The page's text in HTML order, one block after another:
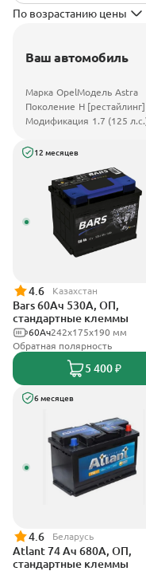
По возрастанию цены
Ваш автомобиль
Марка OpelМодель Astra
Поколение H
Модификация 1.7 (125
12 месяцев
4.6 Казахстан
Bars 60Ач 530А, ОП,
стандартные клеммы
242х175х190 мм
60Ач
Обратная полярность
5 400 ₽
6 месяцев
4.6 Беларусь
Atlant 74 Ач 680А, ОП,
стандартные клеммы